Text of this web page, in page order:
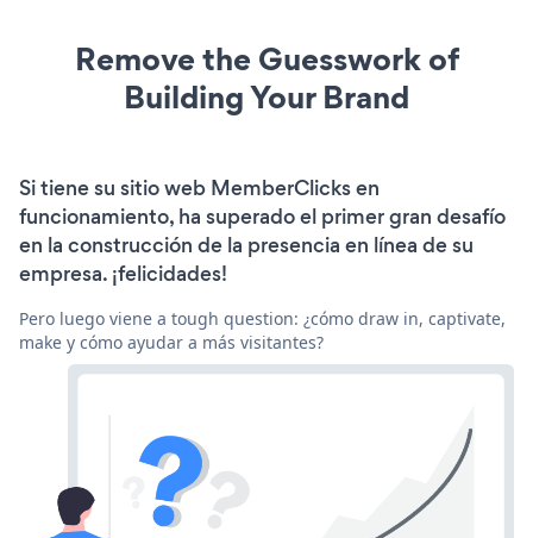
Remove the Guesswork of
Building Your Brand
Si tiene su sitio web MemberClicks en
funcionamiento, ha superado el primer gran desafío
en la construcción de la presencia en línea de su
empresa. ¡felicidades!
Pero luego viene a tough question: ¿cómo draw in, captivate,
make y cómo ayudar a más visitantes?